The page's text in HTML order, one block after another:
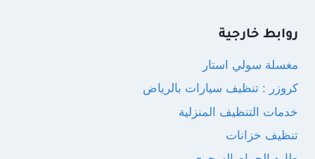
روابط خارجية
مغسلة سولي استار
كروزر : تنظيف سيارات بالرياض
خدمات التنظيف المنزلية
تنظيف خزانات